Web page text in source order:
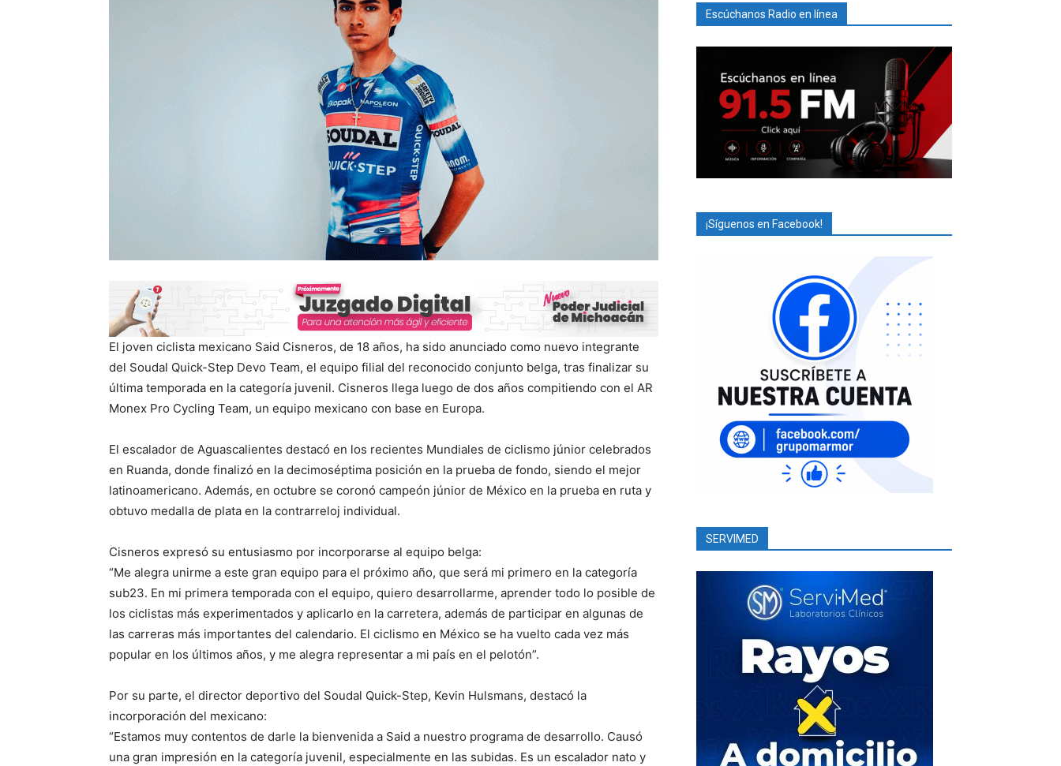
El joven ciclista mexicano Said Cisneros, de 18 años, ha sido anunciado como nuevo integrante
del Soudal Quick-Step Devo Team, el equipo filial del reconocido conjunto belga, tras finalizar su
última temporada en la categoría juvenil. Cisneros llega luego de dos años compitiendo con el AR
Monex Pro Cycling Team, un equipo mexicano con base en Europa.
El escalador de Aguascalientes destacó en los recientes Mundiales de ciclismo júnior celebrados
en Ruanda, donde finalizó en la decimoséptima posición en la prueba de fondo, siendo el mejor
latinoamericano. Además, en octubre se coronó campeón júnior de México en la prueba en ruta y
obtuvo medalla de plata en la contrarreloj individual.
Cisneros expresó su entusiasmo por incorporarse al equipo belga:
“Me alegra unirme a este gran equipo para el próximo año, que será mi primero en la categoría
sub23. En mi primera temporada con el equipo, quiero desarrollarme, aprender todo lo posible de
los ciclistas más experimentados y aplicarlo en la carretera, además de participar en algunas de
las carreras más importantes del calendario. El ciclismo en México se ha vuelto cada vez más
popular en los últimos años, y me alegra representar a mi país en el pelotón”.
Por su parte, el director deportivo del Soudal Quick-Step, Kevin Hulsmans, destacó la
incorporación del mexicano:
“Estamos muy contentos de darle la bienvenida a Said a nuestro programa de desarrollo. Causó
una gran impresión en la categoría juvenil, especialmente en las subidas. Es un escalador nato y
Escúchanos Radio en línea
¡Síguenos en Facebook!
SERVIMED